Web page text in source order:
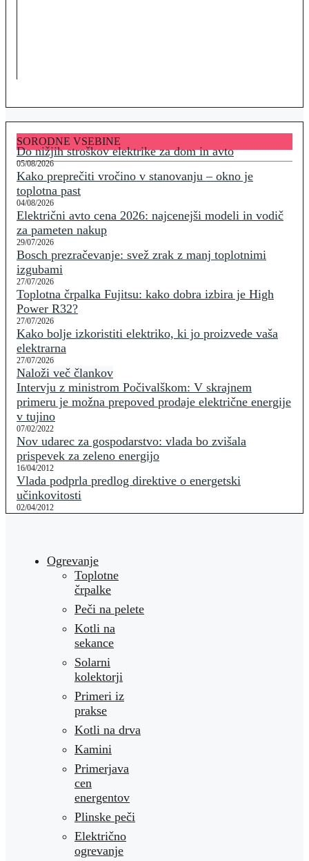
SORODNE VSEBINE
Do nižjih stroškov elektrike za dom in avto
05/08/2026
Kako preprečiti vročino v stanovanju – okno je
toplotna past
04/08/2026
Električni avto cena 2026: najcenejši modeli in vodič
za pameten nakup
29/07/2026
Bosch prezračevanje: svež zrak z manj toplotnimi
izgubami
27/07/2026
Toplotna črpalka Fujitsu: kako dobra izbira je High
Power R32?
27/07/2026
Kako bolje izkoristiti elektriko, ki jo proizvede vaša
elektrarna
27/07/2026
Naloži več člankov
Intervju z ministrom Počivalškom: V skrajnem
primeru je možna prepoved prodaje električne energije
v tujino
07/02/2022
Nov udarec za gospodarstvo: vlada bo zvišala
prispevek za zeleno energijo
16/04/2012
Vlada podprla predlog direktive o energetski
učinkovitosti
02/04/2012
Ogrevanje
Toplotne
črpalke
Peči na pelete
Kotli na
sekance
Solarni
kolektorji
Primeri iz
prakse
Kotli na drva
Kamini
Primerjava
cen
energentov
Plinske peči
Električno
ogrevanje